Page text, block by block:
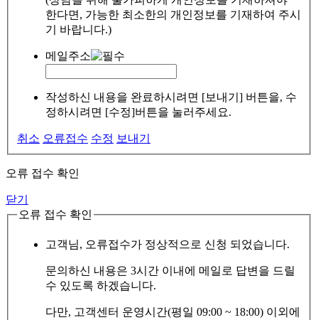
한다면, 가능한 최소한의 개인정보를 기재하여 주시
기 바랍니다.)
메일주소
작성하신 내용을 완료하시려면 [보내기] 버튼을, 수
정하시려면 [수정]버튼을 눌러주세요.
취소 오류접수 수정 보내기
오류 접수 확인
닫기
오류 접수 확인
고객님, 오류접수가 정상적으로 신청 되었습니다.
문의하신 내용은 3시간 이내에 메일로 답변을 드릴
수 있도록 하겠습니다.
다만, 고객센터 운영시간(평일 09:00 ~ 18:00) 이외에